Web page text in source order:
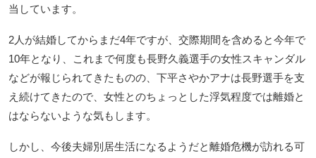
当しています。
2人が結婚してからまだ4年ですが、交際期間を含めると今年で
10年となり、これまで何度も長野久義選手の女性スキャンダル
などが報じられてきたものの、下平さやかアナは長野選手を支
え続けてきたので、女性とのちょっとした浮気程度では離婚と
はならないような気もします。
しかし、今後夫婦別居生活になるようだと離婚危機が訪れる可